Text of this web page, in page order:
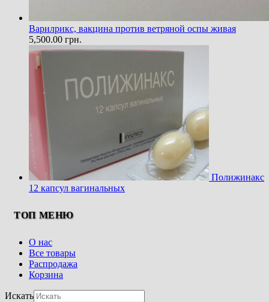
Варилрикс, вакцина против ветряной оспы живая
5,500.00 грн.
Полижинакс
12 капсул вагинальных
ТОП МЕНЮ
О нас
Все товары
Распродажа
Корзина
Искать